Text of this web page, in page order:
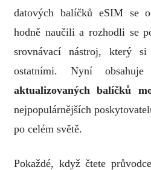
datových balíčků eSIM se
hodně naučili a rozhodli se
srovnávací nástroj, který
ostatními. Nyní obsahuje
aktualizovaných balíčků
nejpopulárnějších
po celém světě.
Pokaždé, když čtete